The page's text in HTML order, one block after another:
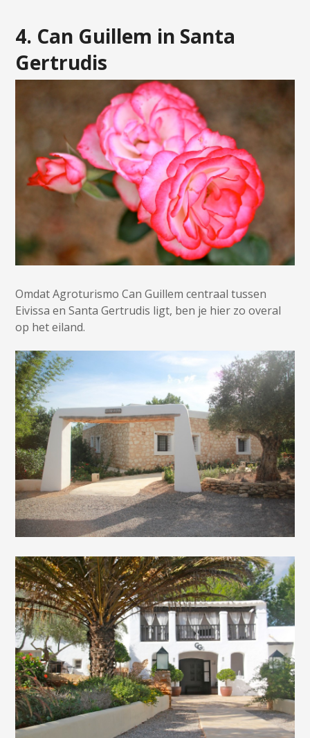
4. Can Guillem in Santa
Gertrudis
Omdat Agroturismo Can Guillem centraal tussen
Eivissa en Santa Gertrudis ligt, ben je hier zo overal
op het eiland.